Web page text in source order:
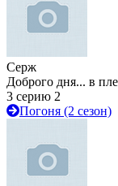
Серж
Доброго дня... в
3 серию 2
Погоня (2 сезон)